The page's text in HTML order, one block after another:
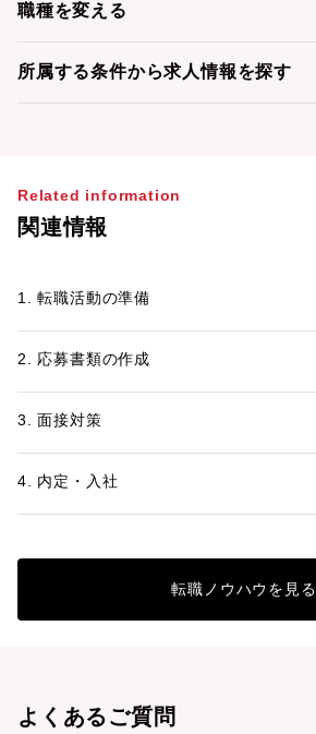
職種を変える
所属する条件から求人情報を探す
Related information
関連情報
1. 転職活動の準備
2. 応募書類の作成
3. 面接対策
4. 内定・入社
転職ノウハウを見る
よくあるご質問